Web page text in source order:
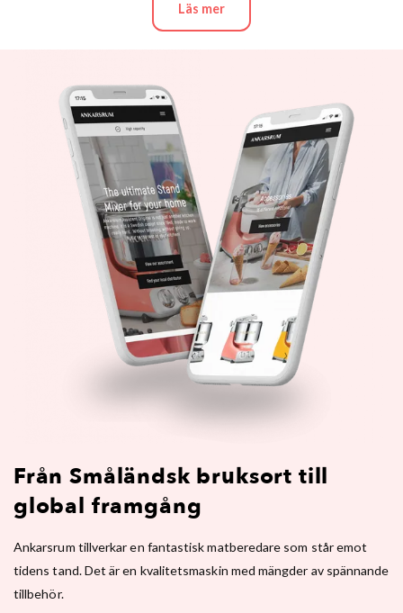
Läs mer
Från Småländsk bruksort till
global framgång
Ankarsrum tillverkar en fantastisk matberedare som står emot
tidens tand. Det är en kvalitetsmaskin med mängder av spännande
tillbehör.